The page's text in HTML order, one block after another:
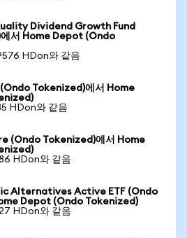
Dividend Growth Fund
서 Home Depot (Ondo
HDon와 같음
Tokenized)에서 Home
HDon와 같음
(Ondo Tokenized)에서 Home
HDon와 같음
Alternatives Active ETF (Ondo
Depot (Ondo Tokenized)
HDon와 같음